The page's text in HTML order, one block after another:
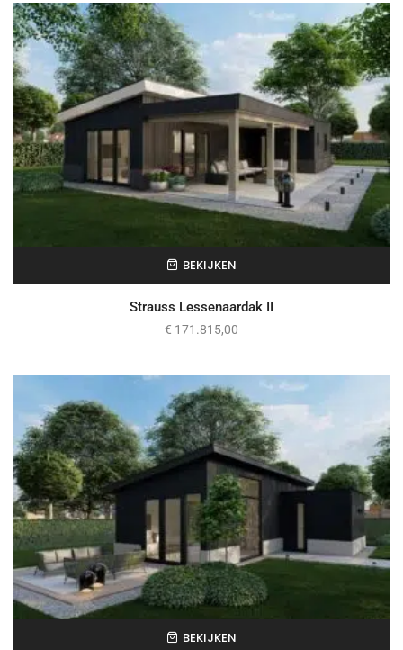
BEKIJKEN
Strauss Lessenaardak II
€ 171.815,00
BEKIJKEN